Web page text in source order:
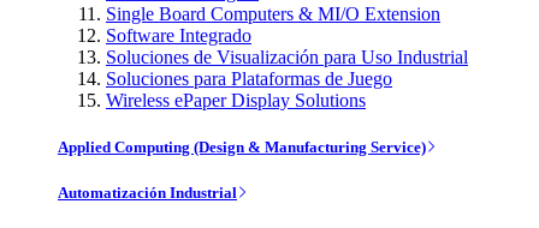
Single Board Computers & MI/O Extension
Software Integrado
Soluciones de Visualización para Uso Industrial
Soluciones para Plataformas de Juego
Wireless ePaper Display Solutions
Applied Computing (Design & Manufacturing Service)
Automatización Industrial